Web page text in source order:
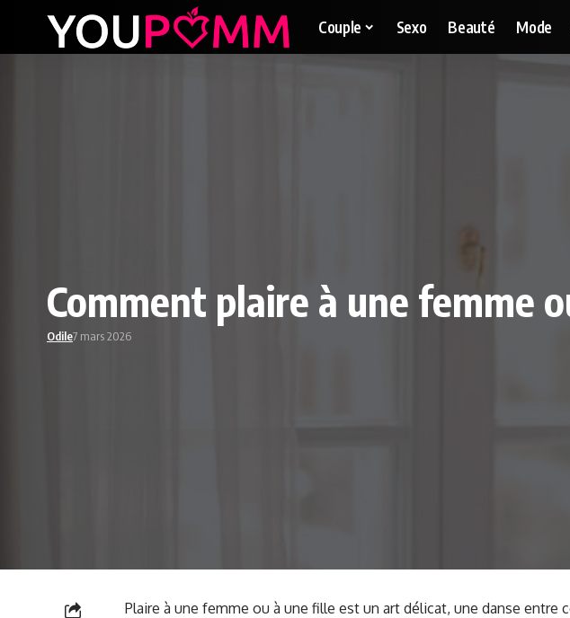
Couple Sexo Beauté Mode
Comment plaire à une femme
Odile7 mars 2026
Plaire à une femme ou à une fille est un art délicat, une danse